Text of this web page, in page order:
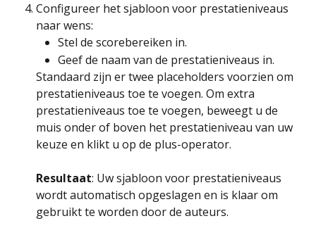
Configureer het sjabloon voor prestatieniveaus
naar wens:
Stel de scorebereiken in.
Geef de naam van de prestatieniveaus in.
Standaard zijn er twee placeholders voorzien om
prestatieniveaus toe te voegen. Om extra
prestatieniveaus toe te voegen, beweegt u de
muis onder of boven het prestatieniveau van uw
keuze en klikt u op de plus-operator.
Resultaat: Uw sjabloon voor prestatieniveaus
wordt automatisch opgeslagen en is klaar om
gebruikt te worden door de auteurs.